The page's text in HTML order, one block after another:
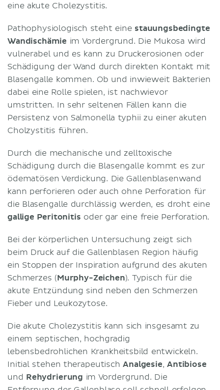
eine akute Cholezystitis.
Pathophysiologisch steht eine stauungsbedingte
Wandischämie im Vordergrund. Die Mukosa wird
vulnerabel und es kann zu Druckerosionen oder
Schädigung der Wand durch direkten Kontakt mit
Blasengalle kommen. Ob und inwieweit Bakterien
dabei eine Rolle spielen, ist nachwievor
umstritten. In sehr seltenen Fällen kann die
Persistenz von Salmonella typhii zu einer akuten
Cholzystitis führen.
Durch die mechanische und zelltoxische
Schädigung durch die Blasengalle kommt es zur
ödematösen Verdickung. Die Gallenblasenwand
kann perforieren oder auch ohne Perforation für
die Blasengalle durchlässig werden, es droht eine
gallige Peritonitis oder gar eine freie Perforation.
Bei der körperlichen Untersuchung zeigt sich
beim Druck auf die Gallenblasen Region häufig
ein Stoppen der Inspiration aufgrund des akuten
Schmerzes (Murphy-Zeichen). Typisch für die
akute Entzündung sind neben den Schmerzen
Fieber und Leukozytose.
Die akute Cholezystitis kann sich insgesamt zu
einem septischen, hochgradig
lebensbedrohlichen Krankheitsbild entwickeln.
Initial stehen therapeutischAnalgesie,Antibiose
und Rehydrierung im Vordergrund. Die